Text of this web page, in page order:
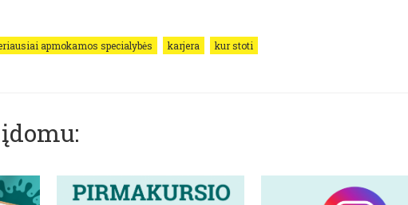
apmokamos specialybės karjera kur stoti